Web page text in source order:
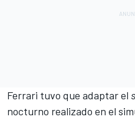
Ferrari tuvo que adaptar el
nocturno realizado en el